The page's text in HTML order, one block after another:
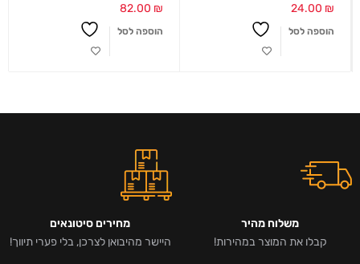
24.00 ₪
הוספה לסל
82.00 ₪
הוספה לסל
משלוח מהיר
קבלו את המוצר במהירות!
מחירים סיטונאים
היישר מהיבואן לצרכן, בלי פערי תיווך!